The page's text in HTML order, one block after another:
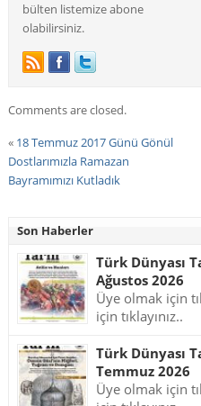
bülten listemize abone
olabilirsiniz.
Comments are closed.
« 18 Temmuz 2017 Günü Gönül
Dostlarımızla Ramazan
Bayramımızı Kutladık
Son Haberler
Türk Dünyası
Ağustos 2026
Üye olmak için
için tıklayınız..
Türk Dünyası
Temmuz 2026
Üye olmak için